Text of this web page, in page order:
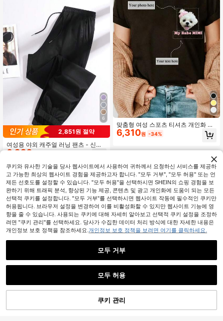
6
2,851원 절약
여성용 야외 캐주얼 러닝 팬츠 - 신축
성 있는 허리 밴드 포켓 스포츠 바지,
지, 체육관에 적합, 기계 세탁 가능, 단
색 디자인, 편안한 착용감, Y-자형 스
타일, 신축성 있는 허리, 야외 하이킹
및 스포츠 애호가에게 이상적인 블랙
봄
6,339
입니다. 맞춤형 티셔츠 | 여성 상의 | 개
인화된 프린트 티셔츠 | 여성 반팔 티
셔츠 스포츠
맞춤형 여성 스포츠 티셔츠 개인화 선
물 자신의 텍스트와 사진 추가 반려동
물 패턴 로고 가족 사진 디자인 자신의
6,310원 -34%
59% 할인!
쿠키와 유사한 기술을 당사 웹사이트에서 사용하여 귀하께서 요청하신 서비스를 제공하
고 가능한 최상의 웹사이트 경험을 제공하고자 합니다. "모두 거부", "모두 허용" 또는 언
제든 선호도를 설정할 수 있습니다. "모두 허용"을 선택하시면 SHEIN의 쇼핑 경험을 보
완하기 위해 트래픽 분석, 향상된 기능 제공, 콘텐츠 및 광고 개인화에 도움이 되는 모든
선택적 쿠키를 설정합니다. "모두 거부"를 선택하시면 웹사이트 작동에 필수적인 쿠키만
허용됩니다. 브라우저 설정을 변경하여 이를 비활성화할 수 있지만 웹사이트 기능에 영
향을 줄 수 있습니다. 사용되는 쿠키에 대해 자세히 알아보고 선택적 쿠키 설정을 조정하
려면 "쿠키 관리"를 선택하세요. 당사가 수집한 데이터 처리 방식에 대한 자세한 내용은
개인정보 보호 정책을 참조하세요. 개인정보 보호 정책을 보려면 여기를 클릭하세요.
모두 거부
모두 허용
쿠키 관리